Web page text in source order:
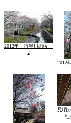
2012年 行屋川の桜
2
見頃
社